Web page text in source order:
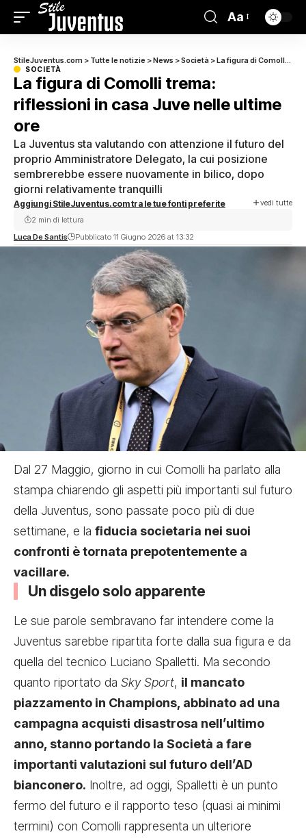
Aa
StileJuventus.com > Tutte le notizie >News >Società >La figura di Comolli trema: riflessioni in casa Juve nelle ultime ore
SOCIETÀ
La figura di Comolli trema:
riflessioni in casa Juve nelle ultime
ore
La Juventus sta valutando con attenzione il futuro del
proprio Amministratore Delegato, la cui posizione
sembrerebbe essere nuovamente in bilico, dopo
giorni relativamente tranquilli
Aggiungi StileJuventus.com tra le tue fonti preferite vedi tutte
Luca De Santis Pubblicato 11 Giugno 2026 at 13:32
2 min di lettura
Dal 27 Maggio, giorno in cui Comolli ha parlato alla
stampa chiarendo gli aspetti più importanti sul futuro
della Juventus, sono passate poco più di due
settimane, e la fiducia societaria nei suoi
confronti è tornata prepotentemente a
vacillare.
Un disgelo solo apparente
Le sue parole sembravano far intendere come la
Juventus sarebbe ripartita forte dalla sua figura e da
quella del tecnico Luciano Spalletti. Ma secondo
quanto riportato da Sky Sport, il mancato
piazzamento in Champions, abbinato ad una
campagna acquisti disastrosa nell’ultimo
anno, stanno portando la Società a fare
importanti valutazioni sul futuro dell’AD
bianconero. Inoltre, ad oggi, Spalletti è un punto
fermo del futuro e il rapporto teso (quasi ai minimi
termini) con Comolli rappresenta un ulteriore